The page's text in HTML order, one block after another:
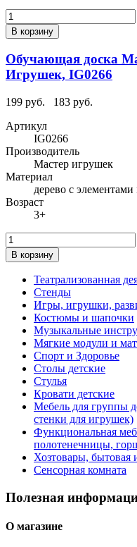
В корзину
Обучающая доска
Игрушек, IG0266
199 руб.
183 руб.
Артикул
IG0266
Производитель
Мастер игрушек
Материал
дерево с
Возраст
3+
В корзину
Театрализованная
Стенды
Игры, игрушки,
Костюмы и шапочки
Музыкальные
Мягкие модули и
Спорт и Здоровье
Столы детские
Стулья
Кровати детские
Мебель для группы
стенки для игрушек)
Функциональная
полотенечницы,
Хозтовары, бытовая
Сенсорная комната
Полезная
О магазине